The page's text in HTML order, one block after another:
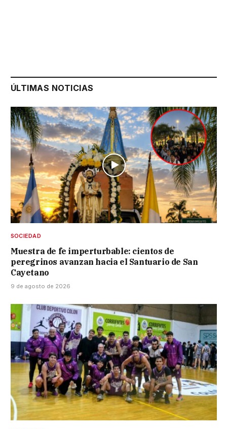
ÚLTIMAS NOTICIAS
SOCIEDAD
Muestra de fe imperturbable: cientos de
peregrinos avanzan hacia el Santuario de San
Cayetano
9 de agosto de 2026